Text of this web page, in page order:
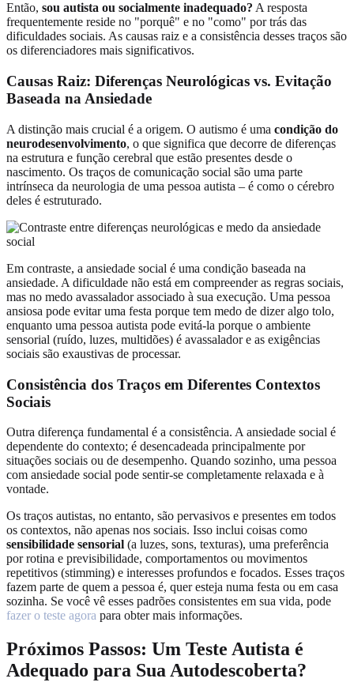
Então, sou autista ou socialmente inadequado? A resposta
frequentemente reside no "porquê" e no "como" por trás das
dificuldades sociais. As causas raiz e a consistência desses traços são
os diferenciadores mais significativos.
Causas Raiz: Diferenças Neurológicas vs. Evitação
Baseada na Ansiedade
A distinção mais crucial é a origem. O autismo é uma condição do
neurodesenvolvimento, o que significa que decorre de diferenças
na estrutura e função cerebral que estão presentes desde o
nascimento. Os traços de comunicação social são uma parte
intrínseca da neurologia de uma pessoa autista – é como o cérebro
deles é estruturado.
Em contraste, a ansiedade social é uma condição baseada na
ansiedade. A dificuldade não está em compreender as regras sociais,
mas no medo avassalador associado à sua execução. Uma pessoa
ansiosa pode evitar uma festa porque tem medo de dizer algo tolo,
enquanto uma pessoa autista pode evitá-la porque o ambiente
sensorial (ruído, luzes, multidões) é avassalador e as exigências
sociais são exaustivas de processar.
Consistência dos Traços em Diferentes Contextos
Sociais
Outra diferença fundamental é a consistência. A ansiedade social é
dependente do contexto; é desencadeada principalmente por
situações sociais ou de desempenho. Quando sozinho, uma pessoa
com ansiedade social pode sentir-se completamente relaxada e à
vontade.
Os traços autistas, no entanto, são pervasivos e presentes em todos
os contextos, não apenas nos sociais. Isso inclui coisas como
sensibilidade sensorial (a luzes, sons, texturas), uma preferência
por rotina e previsibilidade, comportamentos ou movimentos
repetitivos (stimming) e interesses profundos e focados. Esses traços
fazem parte de quem a pessoa é, quer esteja numa festa ou em casa
sozinha. Se você vê esses padrões consistentes em sua vida, pode
fazer o teste agora para obter mais informações.
Próximos Passos: Um Teste Autista é
Adequado para Sua Autodescoberta?